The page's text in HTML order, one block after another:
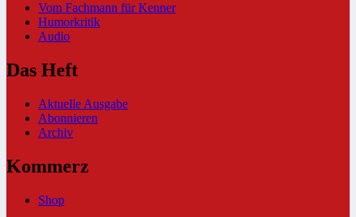
Vom Fachmann für Kenner
Humorkritik
Audio
Das Heft
Aktuelle Ausgabe
Abonnieren
Archiv
Kommerz
Shop